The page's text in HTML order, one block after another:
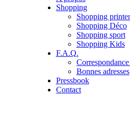
Shopping
Shopping
Shopping Déco
Shopping sport
Shopping Kids
F.A.Q.
Bonnes adresses
Pressbook
Contact